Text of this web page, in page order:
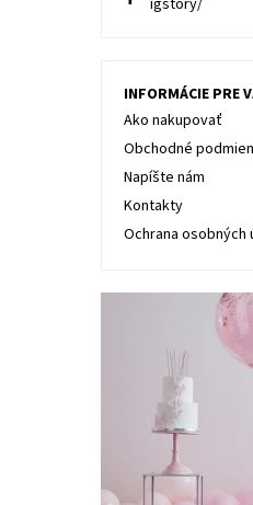
igstory/
INFORMÁCIE PRE
Ako nakupovať
Obchodné
Napíšte nám
Kontakty
Ochrana osobných